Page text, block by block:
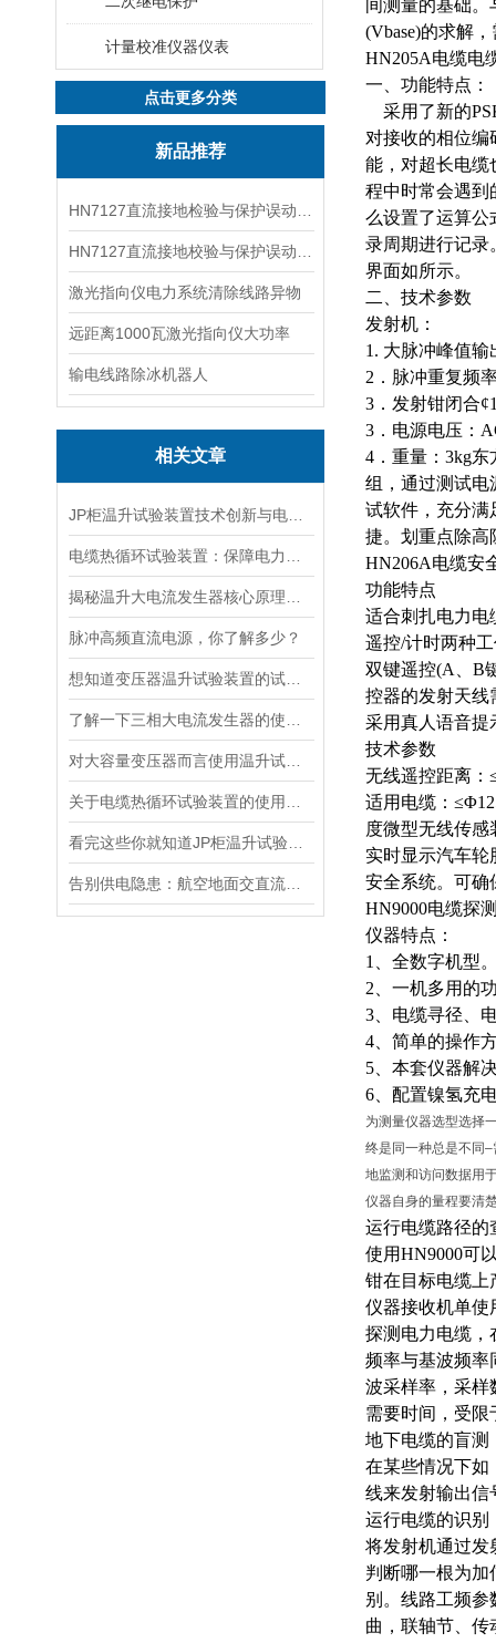
计量校准仪器仪表
点击更多分类
新品推荐
激光指向仪电力系统清除线路异物
远距离1000瓦激光指向仪大功率
输电线路除冰机器人
相关文章
脉冲高频直流电源，你了解多少？
间测量的基础。
(Vbase)的求解
HN205A电缆电
一、功能特点：
采用了新的
对接收的相位
能，对超长电缆
程中时常会遇到
么设置了运算公
录周期进行记录
界面如所示。
二、技术参数
发射机：
1. 大脉冲峰值输
2．脉冲重复频
3．发射钳闭合
3．电源电压：
4．重量：3kg
组，通过测试电
试软件，充分满
捷。划重点除高
HN206A电缆安
功能特点
适合刺扎电力电
遥控/计时两种
双键遥控(A、B
控器的发射天线
采用真人语音提
技术参数
无线遥控距离：
适用电缆：
度微型无线传
实时显示汽车
安全系统。可确
HN9000电缆探
仪器特点：
1、全数字机型
2、一机多用的
3、电缆寻径、
4、简单的操作
5、本套仪器解
6、配置镍氢充
为测量仪器选型选择
终是同一种总是不同
地监测和访问数据用
仪器自身的量程要清
运行电缆路径的
使用HN9000可
钳在目标电缆上
仪器接收机单使
探测电力电缆，
频率与基波频率
波采样率，采样
需要时间，受
地下电缆的盲测
在某些情况下如
线来发射输出信
运行电缆的识别
将发射机通过发
判断哪一根为
别。线路工频参
曲，联轴节、传